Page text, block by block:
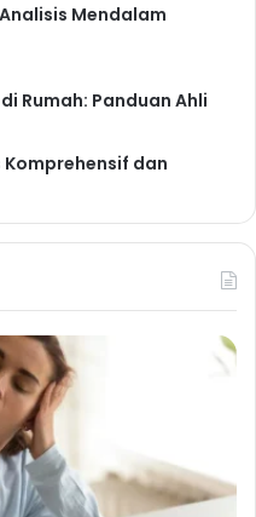
Mendalam
Rumah: Panduan Ahli
Komprehensif dan